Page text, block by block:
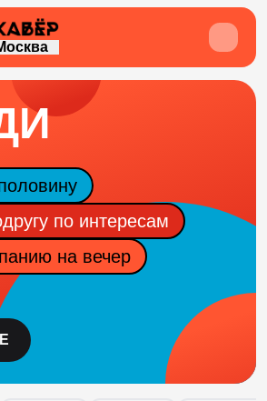
по интересам
на вечер